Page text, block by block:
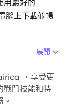
用最好的
腦上下載並暢
上清晰地瀏覽,
要快得多，同
行多個應用程
展開
，享受更
戰鬥技能和特